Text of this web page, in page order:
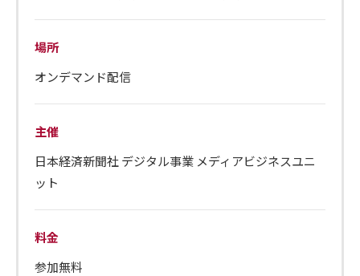
場所
オンデマンド配信
主催
日本経済新聞社 デジタル事業 メディアビジネスユニ
ット
料金
参加無料